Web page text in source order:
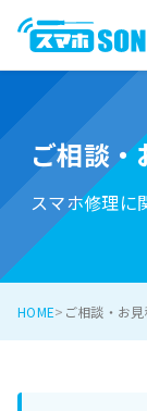
ご相談・
スマホ修理に
HOME ご相談・お見